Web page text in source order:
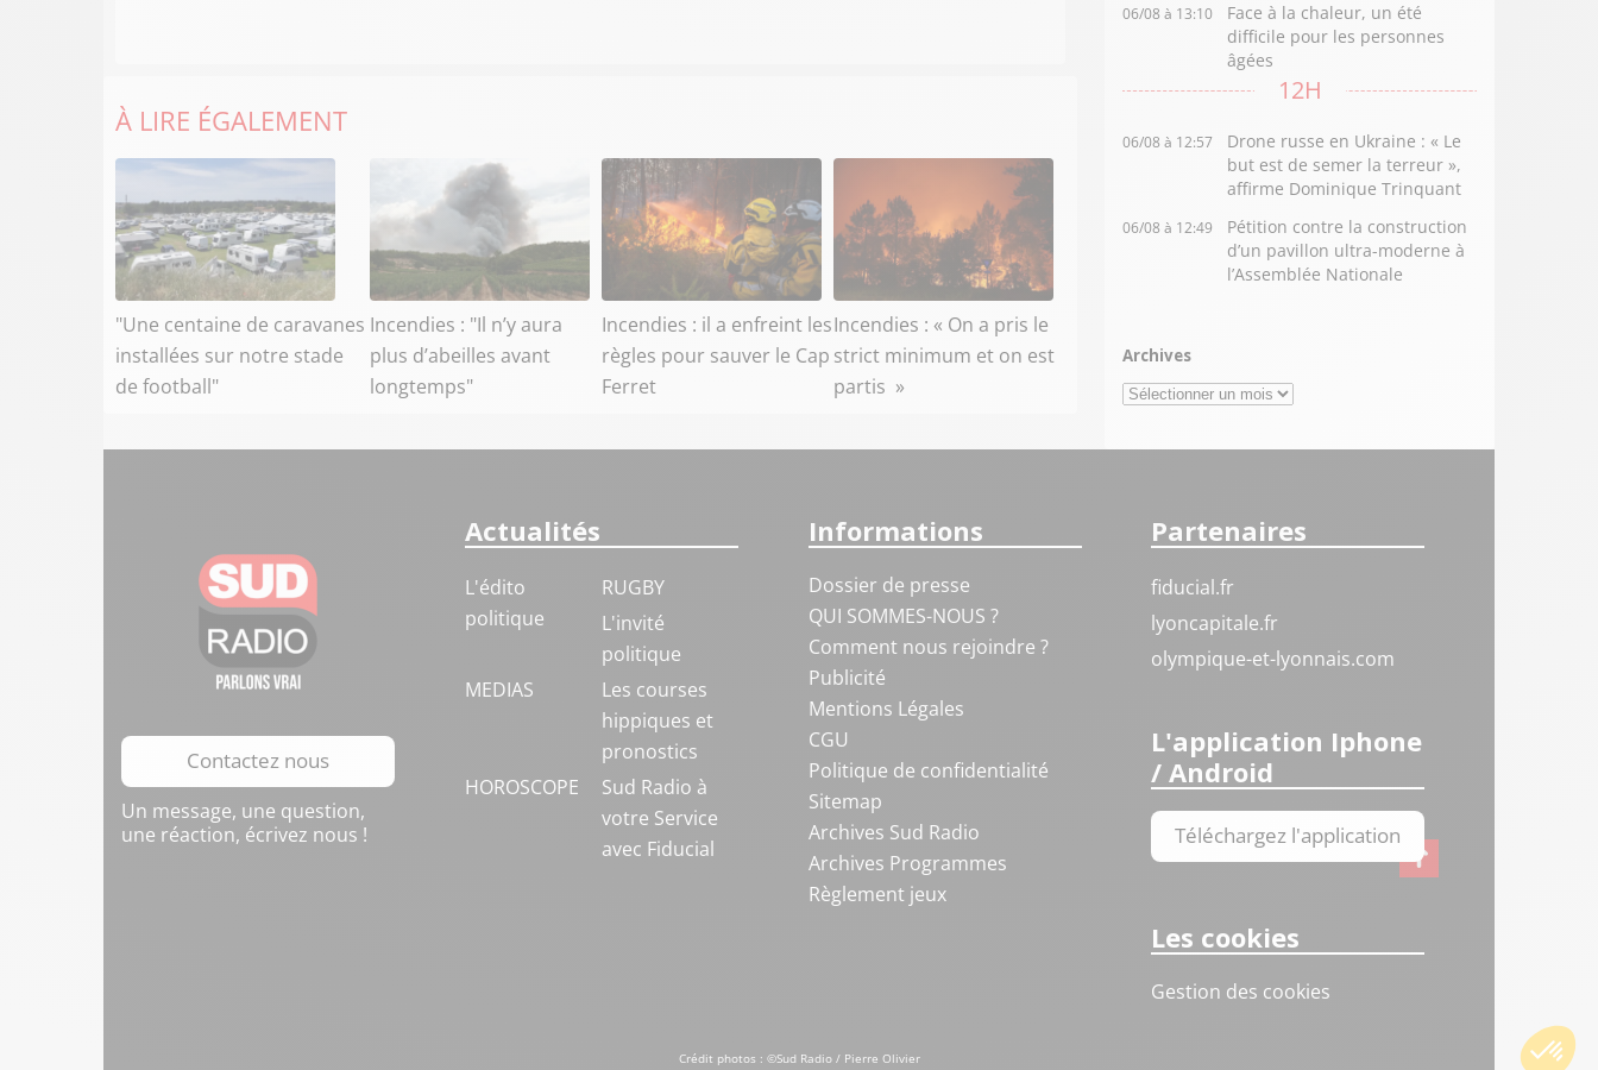
À LIRE ÉGALEMENT
"Une centaine de caravanes
installées sur notre stade
de football"
Incendies : "Il n’y aura
plus d’abeilles avant
longtemps"
Incendies : il a enfreint les
règles pour sauver le Cap
Ferret
Incendies : « On a pris le
strict minimum et on est
partis »
06/08 à 13:10
Face à la chaleur, un été
difficile pour les personnes
âgées
12H
06/08 à 12:57
Drone russe en Ukraine : « Le
but est de semer la terreur »,
affirme Dominique Trinquant
06/08 à 12:49
Pétition contre la construction
d’un pavillon ultra-moderne à
l’Assemblée Nationale
Archives
Archives
Contactez nous
Un message, une question,
une réaction, écrivez nous !
Actualités
L'édito
politique
RUGBY
L'invité
politique
MEDIAS
Les courses
hippiques et
pronostics
HOROSCOPE
Sud Radio à
votre Service
avec Fiducial
Informations
Dossier de presse
QUI SOMMES-NOUS ?
Comment nous rejoindre ?
Publicité
Mentions Légales
CGU
Politique de confidentialité
Sitemap
Archives Sud Radio
Archives Programmes
Règlement jeux
Partenaires
fiducial.fr
lyoncapitale.fr
olympique-et-lyonnais.com
L'application Iphone
/ Android
Téléchargez l'application
Les cookies
Gestion des cookies
Crédit photos : ©Sud Radio / Pierre Olivier